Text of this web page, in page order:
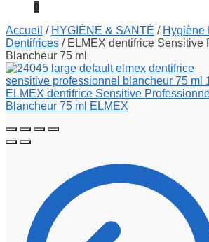
0
Accueil / HYGIÈNE & SANTÉ / Hygiène
Dentifrices / ELMEX dentifrice Sensitive
Blancheur 75 ml